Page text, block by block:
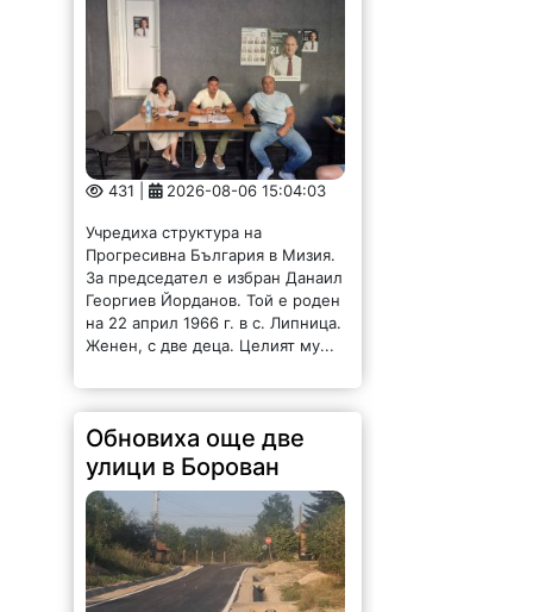
431 | 2026-08-06 15:04:03
Учредиха структура на
Прогресивна България в Мизия.
За председател е избран Данаил
Георгиев Йорданов. Той е роден
на 22 април 1966 г. в с. Липница.
Женен, с две деца. Целият му...
Обновиха още две
улици в Борован